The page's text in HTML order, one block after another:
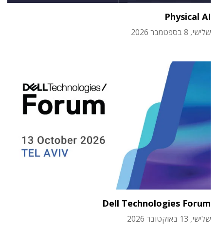
Physical AI
שלישי, 8 בספטמבר 2026
Dell Technologies Forum
שלישי, 13 באוקטובר 2026